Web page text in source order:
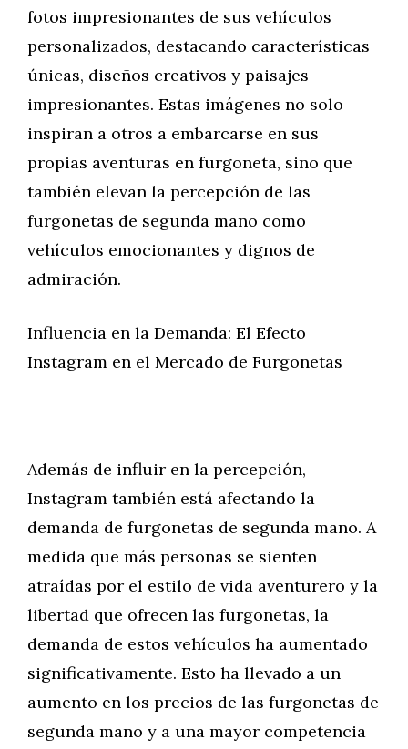
fotos impresionantes de sus vehículos
personalizados, destacando características
únicas, diseños creativos y paisajes
impresionantes. Estas imágenes no solo
inspiran a otros a embarcarse en sus
propias aventuras en furgoneta, sino que
también elevan la percepción de las
furgonetas de segunda mano como
vehículos emocionantes y dignos de
admiración.
Influencia en la Demanda: El Efecto
Instagram en el Mercado de Furgonetas
Además de influir en la percepción,
Instagram también está afectando la
demanda de furgonetas de segunda mano. A
medida que más personas se sienten
atraídas por el estilo de vida aventurero y la
libertad que ofrecen las furgonetas, la
demanda de estos vehículos ha aumentado
significativamente. Esto ha llevado a un
aumento en los precios de las furgonetas de
segunda mano y a una mayor competencia